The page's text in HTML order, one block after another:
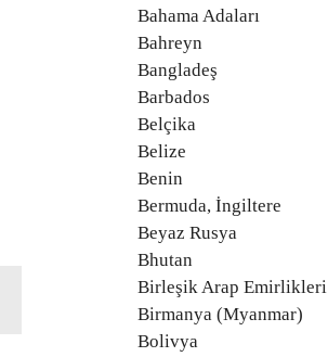
Bahama Adaları
Bahreyn
Bangladeş
Barbados
Belçika
Belize
Benin
Bermuda, İngiltere
Beyaz Rusya
Bhutan
Birleşik Arap Emirlikleri
Birmanya (Myanmar)
Bolivya